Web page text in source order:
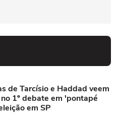
de Tarcísio e Haddad veem
1º debate em 'pontapé
em SP